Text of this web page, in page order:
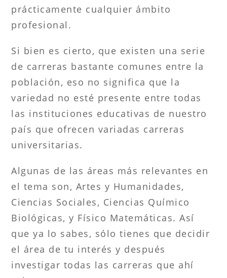
prácticamente cualquier ámbito
profesional.
Si bien es cierto, que existen una serie
de carreras bastante comunes entre la
población, eso no significa que la
variedad no esté presente entre todas
las instituciones educativas de nuestro
país que ofrecen variadas carreras
universitarias.
Algunas de las áreas más relevantes en
el tema son, Artes y Humanidades,
Ciencias Sociales, Ciencias Químico
Biológicas, y Físico Matemáticas. Así
que ya lo sabes, sólo tienes que decidir
el área de tu interés y después
investigar todas las carreras que ahí